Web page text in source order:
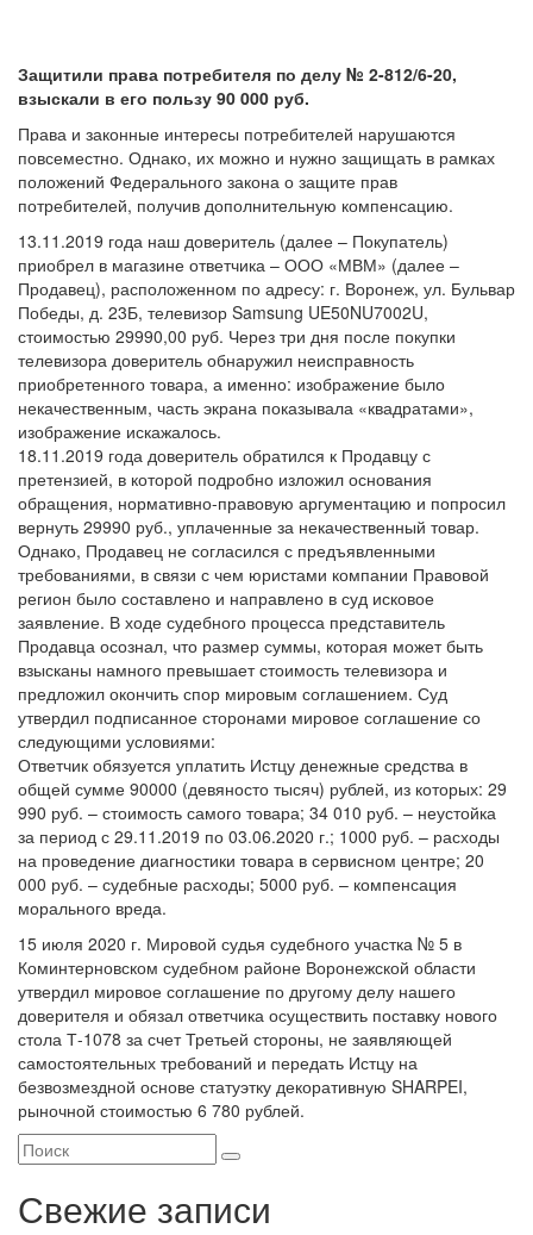
Защитили права потребителя по делу № 2-812/6-20,
взыскали в его пользу 90 000 руб.
Права и законные интересы потребителей нарушаются
повсеместно. Однако, их можно и нужно защищать в рамках
положений Федерального закона о защите прав
потребителей, получив дополнительную компенсацию.
13.11.2019 года наш доверитель (далее – Покупатель)
приобрел в магазине ответчика – ООО «МВМ» (далее –
Продавец), расположенном по адресу: г. Воронеж, ул. Бульвар
Победы, д. 23Б, телевизор Samsung UE50NU7002U,
стоимостью 29990,00 руб. Через три дня после покупки
телевизора доверитель обнаружил неисправность
приобретенного товара, а именно: изображение было
некачественным, часть экрана показывала «квадратами»,
изображение искажалось.
18.11.2019 года доверитель обратился к Продавцу с
претензией, в которой подробно изложил основания
обращения, нормативно-правовую аргументацию и попросил
вернуть 29990 руб., уплаченные за некачественный товар.
Однако, Продавец не согласился с предъявленными
требованиями, в связи с чем юристами компании Правовой
регион было составлено и направлено в суд исковое
заявление. В ходе судебного процесса представитель
Продавца осознал, что размер суммы, которая может быть
взысканы намного превышает стоимость телевизора и
предложил окончить спор мировым соглашением. Суд
утвердил подписанное сторонами мировое соглашение со
следующими условиями:
Ответчик обязуется уплатить Истцу денежные средства в
общей сумме 90000 (девяносто тысяч) рублей, из которых: 29
990 руб. – стоимость самого товара; 34 010 руб. – неустойка
за период с 29.11.2019 по 03.06.2020 г.; 1000 руб. – расходы
на проведение диагностики товара в сервисном центре; 20
000 руб. – судебные расходы; 5000 руб. – компенсация
морального вреда.
15 июля 2020 г. Мировой судья судебного участка № 5 в
Коминтерновском судебном районе Воронежской области
утвердил мировое соглашение по другому делу нашего
доверителя и обязал ответчика осуществить поставку нового
стола Т-1078 за счет Третьей стороны, не заявляющей
самостоятельных требований и передать Истцу на
безвозмездной основе статуэтку декоративную SHARPEI,
рыночной стоимостью 6 780 рублей.
Свежие записи